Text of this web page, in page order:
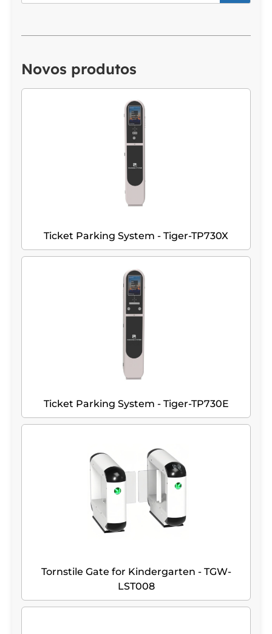
Novos produtos
Ticket Parking System - Tiger-TP730X
Ticket Parking System - Tiger-TP730E
Tornstile Gate for Kindergarten - TGW-
LST008